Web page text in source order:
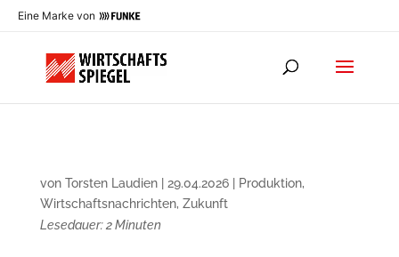
Eine Marke von
von Torsten Laudien| 29.04.2026| Produktion,
Wirtschaftsnachrichten, Zukunft
Lesedauer: 2 Minuten